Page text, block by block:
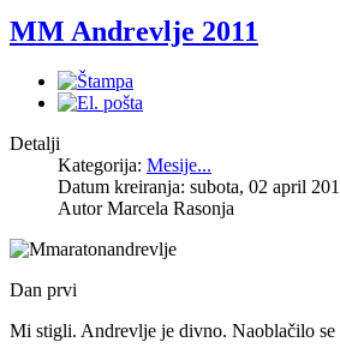
MM Andrevlje 2011
Detalji
Kategorija: Mesije...
Datum kreiranja: subota, 02 april
Autor Marcela Rasonja
Dan prvi
Mi stigli. Andrevlje je divno. Naoblačilo